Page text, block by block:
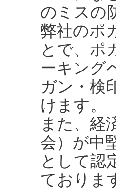
のミスの
弊社のポ
とで、ポ
ーキング
ガン・検
けます。
また、経
会）が中
として認
ておりま